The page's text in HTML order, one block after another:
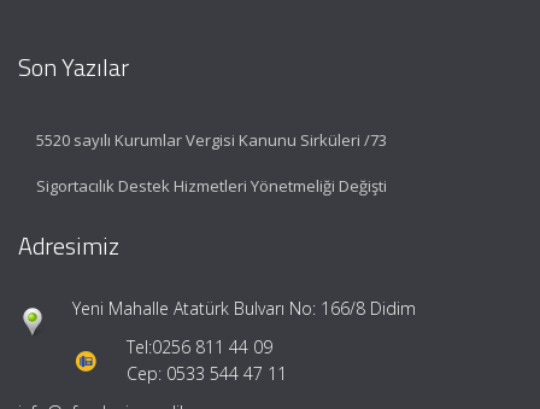
Son Yazılar
5520 sayılı Kurumlar Vergisi Kanunu Sirküleri /73
Sigortacılık Destek Hizmetleri Yönetmeliği Değişti
Adresimiz
Yeni Mahalle Atatürk Bulvarı No: 166/8 Didim
Tel:0256 811 44 09
Cep: 0533 544 47 11